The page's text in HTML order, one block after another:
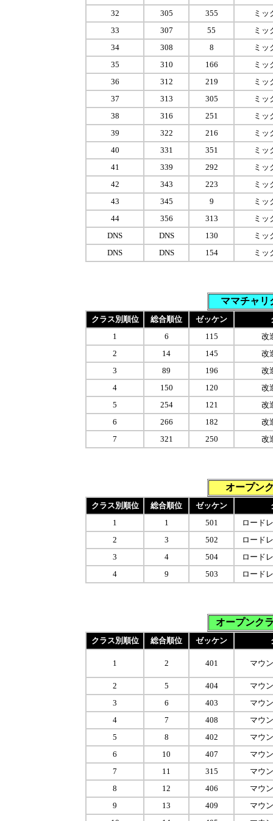
32
305 355
ミッ
33
307 55
ミッ
34
308 8
ミッ
35
310 166
ミッ
36
312 219
ミッ
37
313 305
ミッ
38
316 251
ミッ
39
322 216
ミッ
40
331 351
ミッ
41
339 292
ミッ
42
343 223
ミッ
43
345 9
ミッ
44
356 313
ミッ
DNS
DNS 130
ミッ
DNS
DNS 154 ミッ
ママチャリ
クラス別順位 総合順位 ゼッケン
1
6 115
改
2
14 145
改
3
89 196
改
4
150 120
改
5
254 121
改
6
266 182
改
7
321 250 改
オープン
クラス別順位 総合順位 ゼッケン
1
1 501
ロード
2
3 502
ロード
3
4 504
ロード
4
9 503 ロード
オープンク
クラス別順位 総合順位 ゼッケン
1 2 401 マウ
2 5 404
マウ
3
6 403
マウ
4
7 408
マウ
5
8 402
マウ
6
10 407
マウ
7
11 315
マウ
8
12 406
マウ
9
13 409
マウ